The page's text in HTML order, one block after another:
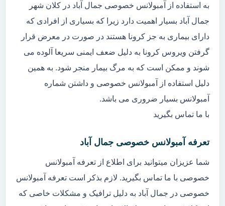
به استفاده از آمبولانس خصوصی جمال آباد در کلان شهر
جمال آباد بسیار اهمیت دارد زیرا که بسیاری از افرادی که
دارای بیماری به جز کرونا هستند در صورت در معرض قرار
گرفتن ویروس کرونا به دلیل ضعف ایمنی سریعا آلوده می
شوند و ممکن است که به مرگ بیمار منجر شود. به همین
دلیل استفاده از آمبولانس خصوصی و داشتن شماره
آمبولانس بسیار ضروری می باشد.
با ما تماس بگیرید
تعرفه آمبولانس خصوصی جمال آباد
شما عزیزان میتوانید برای اطلاع از تعرفه آمبولانس
خصوصی با ما تماس بگیرید. لازم بذکر است تعرفه آمبولانس
خصوصی در جمال آباد به دلیل ترافیک و مشکلات خاصی که